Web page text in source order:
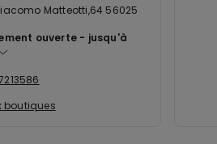
Matteotti,64 56025
ouverte
jusqu'à
boutiques